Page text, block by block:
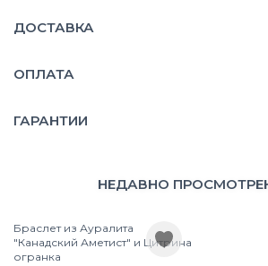
ДОСТАВКА
ОПЛАТА
ГАРАНТИИ
НЕДАВНО
Браслет из Ауралита
"Канадский Аметист" и Цитрина
огранка